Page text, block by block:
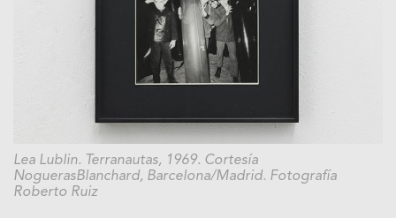
Lea Lublin. Terranautas, 1969. Cortesía
NoguerasBlanchard, Barcelona/Madrid. Fotografía
Roberto Ruiz